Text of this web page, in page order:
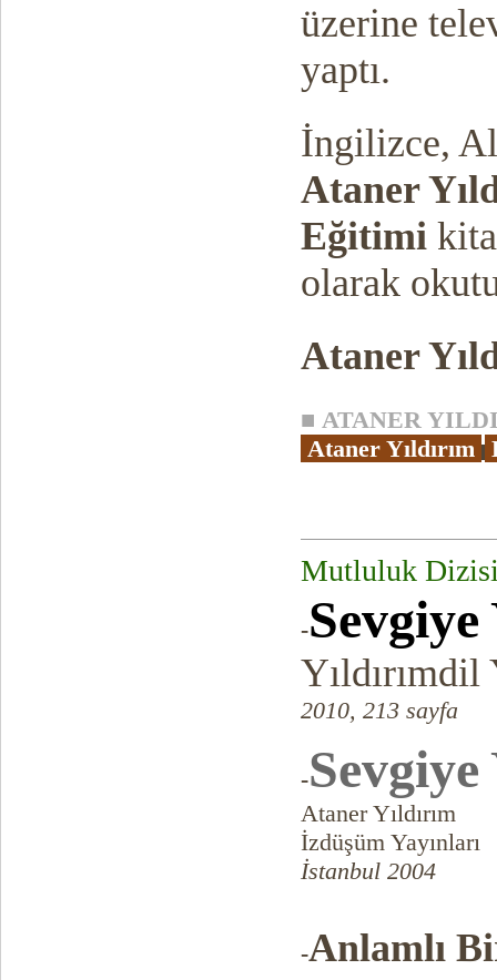
üzerine
yaptı.
İngilizce,
Ataner
Eğitimi
olarak
Ataner
■ ATANER
Ataner Yıldırım
Mutluluk
-
Yıldırımdil
2010, 213 sayfa
-
Ataner Yıldırım
İzdüşüm Yayınları
İstanbul 2004
-Anlamlı